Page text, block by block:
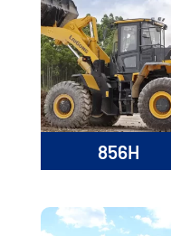
856H